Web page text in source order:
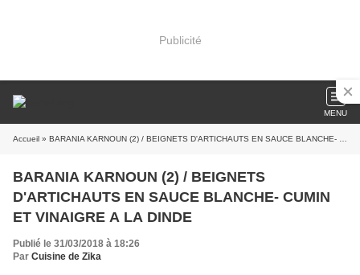
Publicité
MENU
Accueil » BARANIA KARNOUN (2) / BEIGNETS D'ARTICHAUTS EN SAUCE BLANCHE- CUMIN ET VINAIGRE A LA DINDE
BARANIA KARNOUN (2) / BEIGNETS
D'ARTICHAUTS EN SAUCE BLANCHE- CUMIN
ET VINAIGRE A LA DINDE
Publié le 31/03/2018 à 18:26
Par Cuisine de Zika